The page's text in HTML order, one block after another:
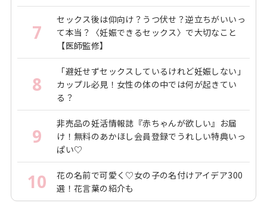
7
セックス後は仰向け？うつ伏せ？逆立ちがいいっ
て本当？〈妊娠できるセックス〉で大切なこと
【医師監修】
8
「避妊せずセックスしているけれど妊娠しない」
カップル必見！女性の体の中では何が起きてい
る？
9
非売品の妊活情報誌『赤ちゃんが欲しい』お届
け！無料のあかほし会員登録でうれしい特典いっ
ぱい♡
10
花の名前で可愛く♡女の子の名付けアイデア300
選！花言葉の紹介も